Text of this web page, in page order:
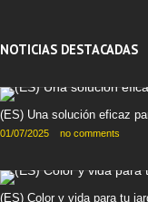
NOTICIAS DESTACADAS
(ES) Una solución eficaz
01/07/2025 no comments
(ES) Color y vida para tu